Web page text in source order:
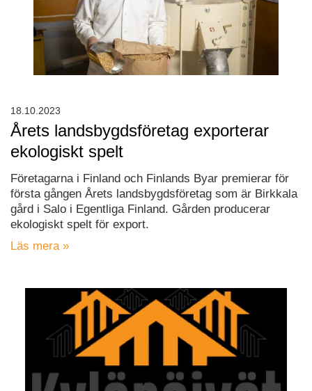
Årets landsbygdsföretag exporterar
ekologiskt spelt
Företagarna i Finland och Finlands Byar premierar för
första gången Årets landsbygdsföretag som är Birkkala
gård i Salo i Egentliga Finland. Gården producerar
ekologiskt spelt för export.
Läs mera »
18.10.2023